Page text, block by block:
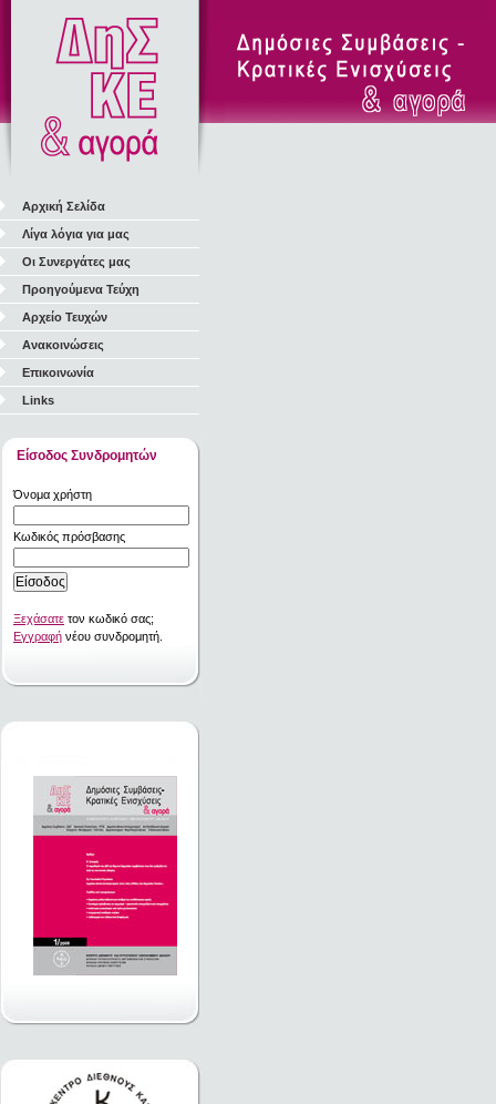
Αρχική Σελίδα
Λίγα λόγια για μας
Οι Συνεργάτες μας
Προηγούμενα Τεύχη
Αρχείο Τευχών
Ανακοινώσεις
Επικοινωνία
Links
Είσοδος Συνδρομητών
Όνομα χρήστη
Κωδικός πρόσβασης
Ξεχάσατε τον κωδικό σας;
Εγγραφή νέου συνδρομητή.